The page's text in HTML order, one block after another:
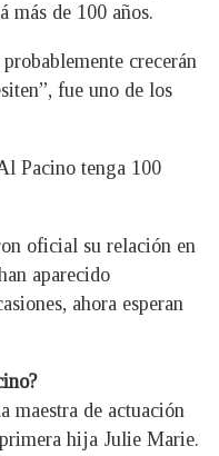
más de 100 años.
crecerán
fue uno de los
Pacino tenga 100
oficial su relación en
aparecido
ahora esperan
maestra de actuación
hija Julie Marie.